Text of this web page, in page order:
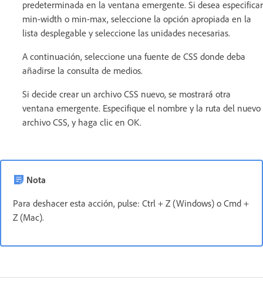
predeterminada en la ventana emergente. Si desea especificar
min-width o min-max, seleccione la opción apropiada en la
lista desplegable y seleccione las unidades necesarias.
A continuación, seleccione una fuente de CSS donde deba
añadirse la consulta de medios.
Si decide crear un archivo CSS nuevo, se mostrará otra
ventana emergente. Especifique el nombre y la ruta del nuevo
archivo CSS, y haga clic en OK.
Nota
Para deshacer esta acción, pulse: Ctrl + Z (Windows) o Cmd +
Z (Mac).